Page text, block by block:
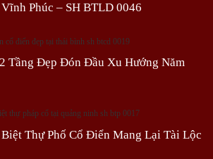
Phúc – SH BTLD 0046
Tầng Đẹp Đón Đầu Xu Hướng Năm
Thự Phố Cổ Điển Mang Lại Tài Lộc